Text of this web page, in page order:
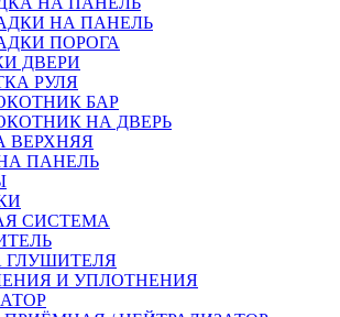
НА ПАНЕЛЬ
ПОРОГА
ДВЕРИ
РУЛЯ
БАР
НА ДВЕРЬ
ВЕРХНЯЯ
ПАНЕЛЬ
СИСТЕМА
ГЛУШИТЕЛЯ
И УПЛОТНЕНИЯ